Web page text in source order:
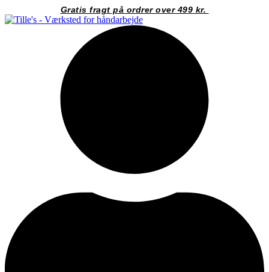
til
Gratis fragt på ordrer over 499 kr.